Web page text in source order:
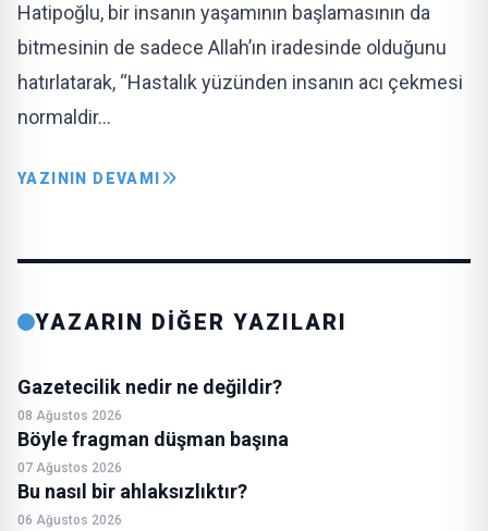
Hatipoğlu, bir insanın yaşamının başlamasının da
bitmesinin de sadece Allah’ın iradesinde olduğunu
hatırlatarak, “Hastalık yüzünden insanın acı çekmesi
normaldir…
YAZININ DEVAMI
YAZARIN DİĞER YAZILARI
Gazetecilik nedir ne değildir?
08 Ağustos 2026
Böyle fragman düşman başına
07 Ağustos 2026
Bu nasıl bir ahlaksızlıktır?
06 Ağustos 2026